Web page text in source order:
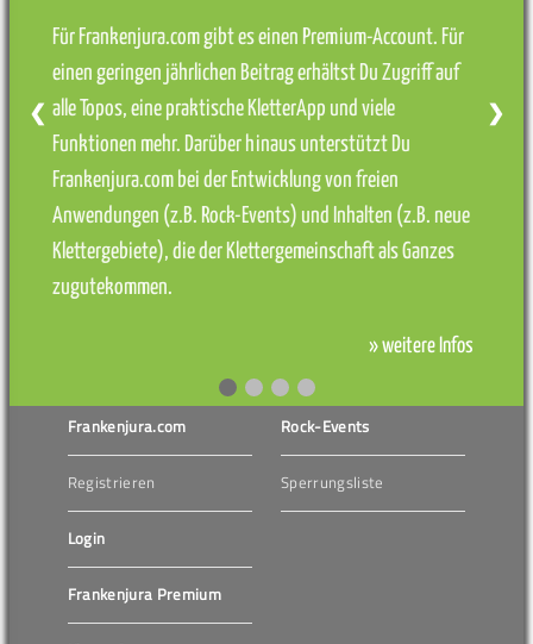
Für Frankenjura.com gibt es einen Premium-Account. Für
einen geringen jährlichen Beitrag erhältst Du Zugriff auf
alle Topos, eine praktische KletterApp und viele
Funktionen mehr. Darüber hinaus unterstützt Du
Frankenjura.com bei der Entwicklung von freien
Anwendungen (z.B. Rock-Events) und Inhalten (z.B. neue
Klettergebiete), die der Klettergemeinschaft als Ganzes
zugutekommen.
» weitere Infos
❮ ❯
Frankenjura.com
Registrieren
Login
Frankenjura Premium
Rock-Events
Sperrungsliste